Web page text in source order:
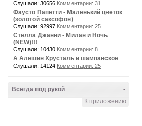
Слушали: 30656 Комментарии: 31
Фаусто Папетти - Маленький цветок
(золотой саксофон)
Слушали: 92997 Комментарии: 25
Стелла Джанни - Милан и Ночь
(NEW)!!!
Слушали: 10430 Комментарии: 8
А Алёшин Хрусталь и шампанское
Слушали: 14124 Комментарии: 25
-
Всегда под рукой
К приложению